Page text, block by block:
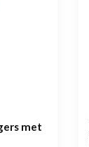
met